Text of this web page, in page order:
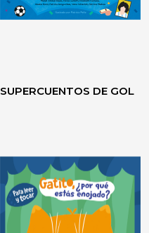
DIDÁCTICAS
SUPERCUENTOS DE GOL